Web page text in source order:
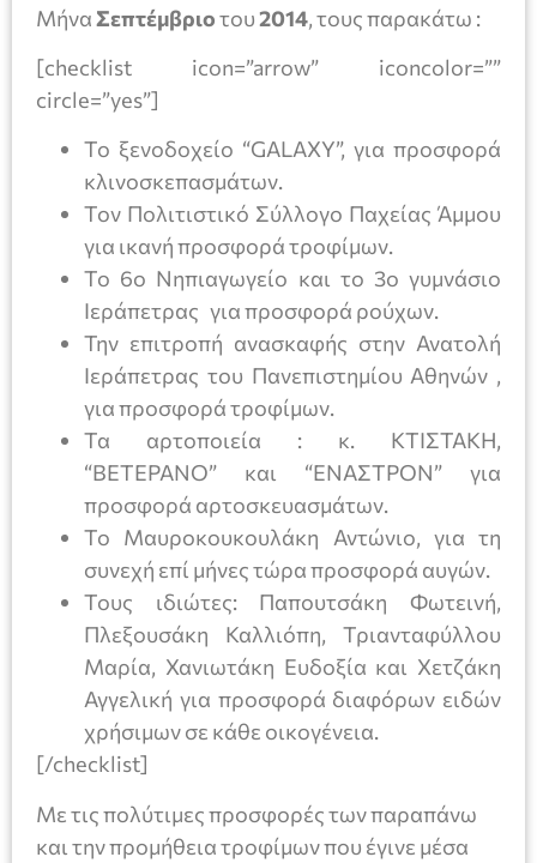
ΜήναΣεπτέμβριοτου2014, τους παρακάτω :
[checklist icon=”arrow” iconcolor=””
circle=”yes”]
To ξενοδοχείο “GALAXY”, για προσφορά
κλινοσκεπασμάτων.
Τον Πολιτιστικό Σύλλογο Παχείας Άμμου
για ικανή προσφορά τροφίμων.
Το 6ο Νηπιαγωγείο και το 3ο γυμνάσιο
Ιεράπετρας για προσφορά ρούχων.
Την επιτροπή ανασκαφής στην Ανατολή
Ιεράπετρας του Πανεπιστημίου Αθηνών ,
για προσφορά τροφίμων.
Τα αρτοποιεία : κ. ΚΤΙΣΤΑΚΗ,
“ΒΕΤΕΡΑΝΟ” και “ΕΝΑΣΤΡΟΝ” για
προσφορά αρτοσκευασμάτων.
Το Μαυροκουκουλάκη Αντώνιο, για τη
συνεχή επί μήνες τώρα προσφορά αυγών.
Τους ιδιώτες: Παπουτσάκη Φωτεινή,
Πλεξουσάκη Καλλιόπη, Τριανταφύλλου
Μαρία, Χανιωτάκη Ευδοξία και Χετζάκη
Αγγελική για προσφορά διαφόρων ειδών
χρήσιμων σε κάθε οικογένεια.
[/checklist]
Με τις πολύτιμες προσφορές των παραπάνω
και την προμήθεια τροφίμων που έγινε μέσα